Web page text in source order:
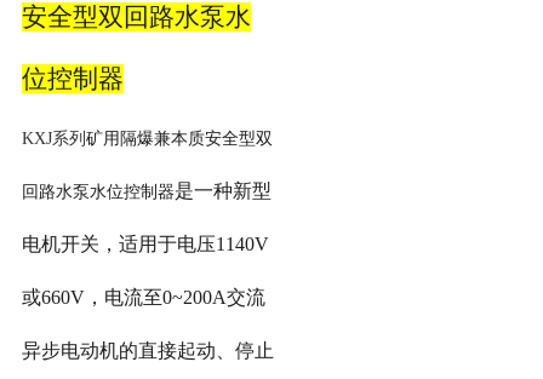
安全型双回路水泵水
位控制器
KXJ系列 矿用隔爆兼本质安全型双
回路水泵水位控制器是一种新型
电机开关，适用于电压1140V
或660V，电流至0~200A交流
异步电动机的直接起动、停止